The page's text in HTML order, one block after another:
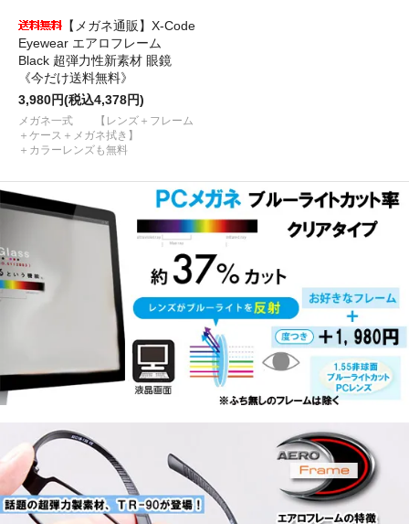
【メガネ通販】X-Code
Eyewear エアロフレーム
Black 超弾力性新素材 眼鏡
《今だけ送料無料》
3,980円(税込4,378円)
メガネ一式 【レンズ＋フレーム
＋ケース＋メガネ拭き】
＋カラーレンズも無料